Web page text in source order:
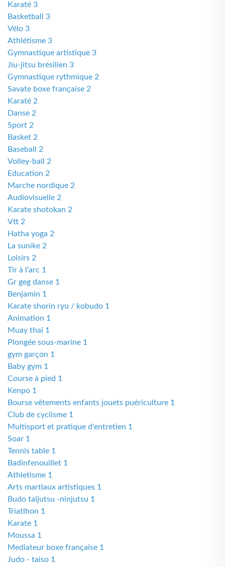
Karaté 3
Basketball 3
Vélo 3
Athlétisme 3
Gymnastique artistique 3
Jiu-jitsu brésilien 3
Gymnastique rythmique 2
Savate boxe française 2
Karaté 2
Danse 2
Sport 2
Basket 2
Baseball 2
Volley-ball 2
Education 2
Marche nordique 2
Audiovisuelle 2
Karate shotokan 2
Vtt 2
Hatha yoga 2
La sunike 2
Loisirs 2
Tir à l’arc 1
Gr geg danse 1
Benjamin 1
Karate shorin ryu / kobudo 1
Animation 1
Muay thai 1
Plongée sous-marine 1
gym garçon 1
Baby gym 1
Course à pied 1
Kenpo 1
Bourse vêtements enfants jouets puériculture 1
Club de cyclisme 1
Multisport et pratique d'entretien 1
Soar 1
Tennis table 1
Badinfenouillet 1
Athletisme 1
Arts martiaux artistiques 1
Budo taijutsu -ninjutsu 1
Triatlhon 1
Karate 1
Moussa 1
Mediateur boxe française 1
Judo - taiso 1